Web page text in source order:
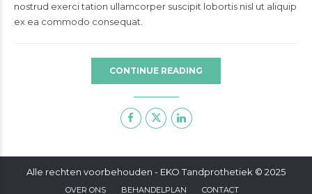
nostrud exerci tation ullamcorper suscipit lobortis nisl ut aliquip
ex ea commodo consequat.
CONTINUE READING
Alle rechten voorbehouden - EKO Tandprothetiek © 2025
OVER ONS BEHANDELPLAN CONTACT